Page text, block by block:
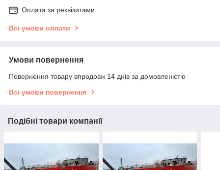
Оплата за реквізитами
Всі умови оплати
Умови повернення
Повернення товару впродовж 14 днів за домовленістю
Всі умови повернення
Подібні товари компанії